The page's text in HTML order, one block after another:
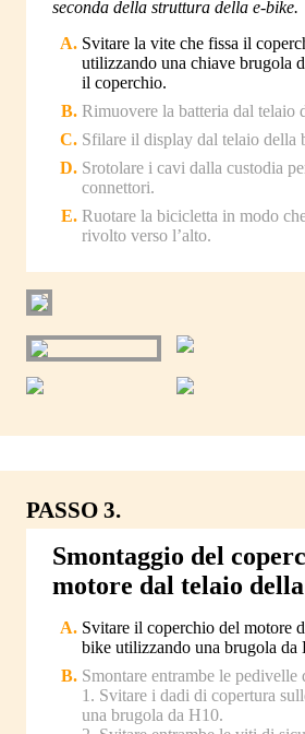
seconda della struttura della e-bike.
Svitare la vite che fissa il
utilizzando una chiave brugola
il coperchio.
Rimuovere la batteria dal telaio
Sfilare il display dal telaio della
Srotolare i cavi dalla custodia
connettori.
Ruotare la bicicletta in modo
rivolto verso l’alto.
PASSO 3.
Smontaggio del
motore dal telaio
Svitare il coperchio del motore
bike utilizzando una brugola da
Smontare entrambe le pedivelle
1. Svitare i dadi di copertura
una brugola da H10.